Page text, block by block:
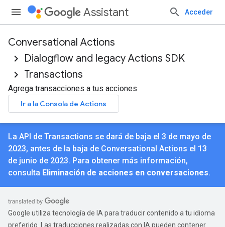
Assistant Acceder
Conversational Actions
Dialogflow and legacy Actions SDK
Transactions
Agrega transacciones a tus acciones
Ir a la Consola de Actions
La API de Transactions se dará de baja el 3 de mayo de
2023, antes de la baja de Conversational Actions el 13
de junio de 2023. Para obtener más información,
consulta Eliminación de acciones en conversaciones.
Google utiliza tecnología de IA para traducir contenido a tu idioma
preferido. Las traducciones realizadas con IA pueden contener